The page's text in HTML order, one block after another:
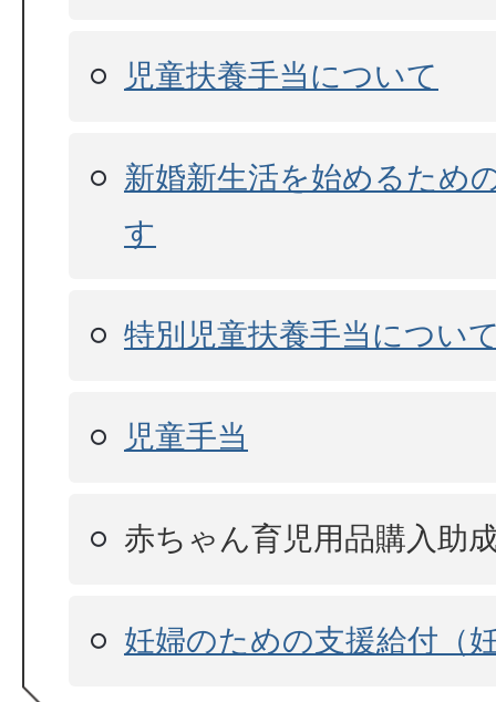
児童扶養手当について
新婚新生活を始めるため
す
特別児童扶養手当につい
児童手当
赤ちゃん育児用品購入助
妊婦のための支援給付（